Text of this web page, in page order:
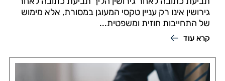
גירושין אינו רק עניין טקסי המעוגן במסורת, אלא מימוש
של התחייבות חוזית ומשפטית...
קרא עוד